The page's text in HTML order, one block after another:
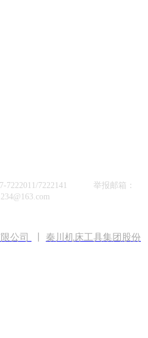
7222011/7222141 举报邮箱：
公司
秦川机床工具集团股份